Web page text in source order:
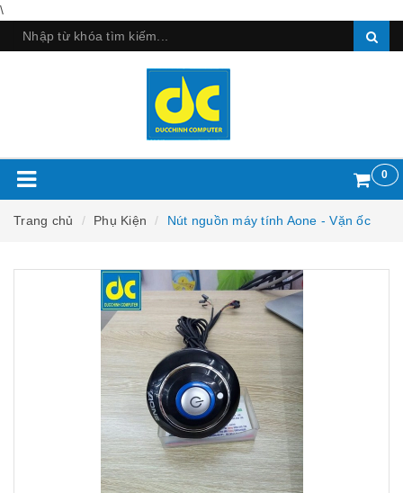
\
0
Trang chủ Phụ Kiện Nút nguồn máy tính Aone - Vặn ốc